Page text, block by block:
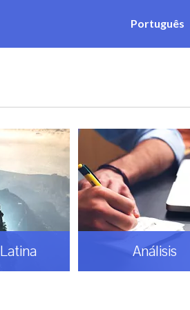
Português
Análisis